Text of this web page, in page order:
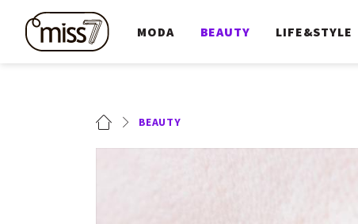
MODA BEAUTY LIFE&STYLE
BEAUTY